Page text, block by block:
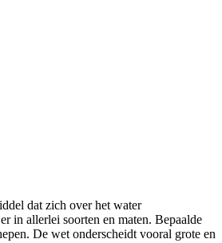
dat zich over het water
in allerlei soorten en maten. Bepaalde
De wet onderscheidt vooral grote en